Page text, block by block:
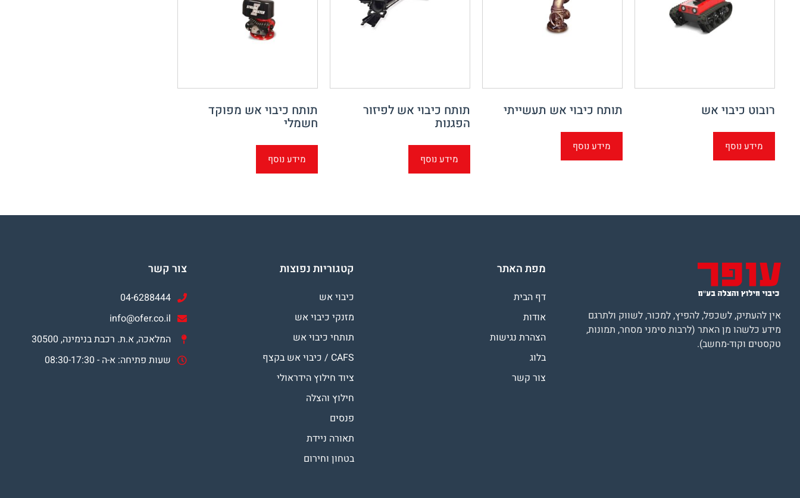
רובוט כיבוי אש
מידע נוסף
תותח כיבוי אש תעשייתי
מידע נוסף
תותח כיבוי אש לפיזור
הפגנות
מידע נוסף
תותח כיבוי אש מפוקד
חשמלי
מידע נוסף
אין להעתיק, לשכפל, להפיץ, למכור, לשווק ולתרגם
מידע כלשהו מן האתר (לרבות סימני מסחר, תמונות,
טקסטים וקוד-מחשב).
מפת האתר
דף הבית
אודות
הצהרת נגישות
בלוג
צור קשר
קטגוריות נפוצות
כיבוי אש
מזנקי כיבוי אש
תותחי כיבוי אש
CAFS / כיבוי אש בקצף
ציוד חילוץ הידראולי
חילוץ והצלה
פנסים
תאורה ניידת
בטחון וחירום
צור קשר
04-6288444
info@ofer.co.il
המלאכה, א.ת. רכבת בנימינה, 30500
שעות פתיחה: א-ה - 08:30-17:30